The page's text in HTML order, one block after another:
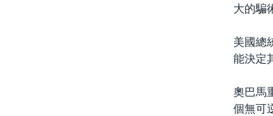
大的騙
美國總
能決定
奧巴馬
個無可